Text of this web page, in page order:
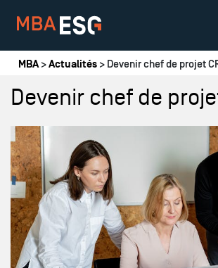
Vous êtes ici
MBA>Actualités > Devenir chef de projet
Devenir chef de